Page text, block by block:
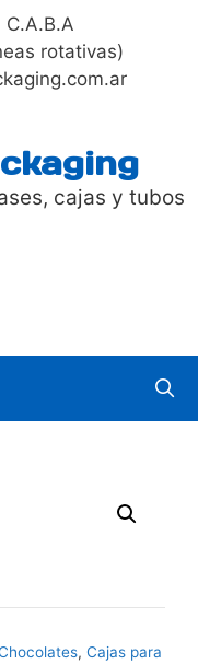
rotativas)
cajas y tubos
, Cajas para